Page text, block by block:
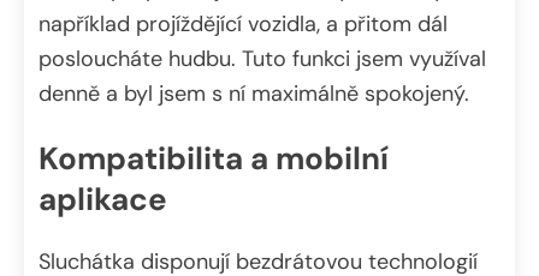
například projíždějící vozidla, a přitom dál
posloucháte hudbu. Tuto funkci jsem využíval
denně a byl jsem s ní maximálně spokojený.
Kompatibilita a mobilní
aplikace
Sluchátka disponují bezdrátovou technologií